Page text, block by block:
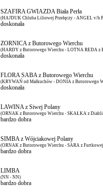
SZAFIRA GWIAZDA Biała Perła
(HAJDUK Chluba Liliowej Przełęczy - ANGEL v/h
doskonała
ZORNICA z Butorowego Wierchu
(HARDY z Butorowego Wierchu - LOTNA REDA z
doskonała
FLORA SABA z Butorowego Wierchu
(KRYWAŃ od Małkuchów - DONIA z Butorowego
doskonała
LAWINA z Siwej Polany
(ORNAK z Butorowego Wierchu - SKAŁKA z
bardzo dobra
SIMBA z Wójciakowej Polany
(ORNAK z Butorowego Wierchu - SARA z
bardzo dobra
LIMBA
(NN - NN)
bardzo dobra